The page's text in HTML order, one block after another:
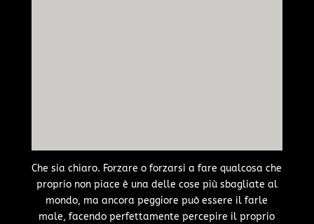
Che sia chiaro. Forzare o forzarsi a fare qualcosa che
proprio non piace è una delle cose più sbagliate al
mondo, ma ancora peggiore può essere il farle
male, facendo perfettamente percepire il proprio